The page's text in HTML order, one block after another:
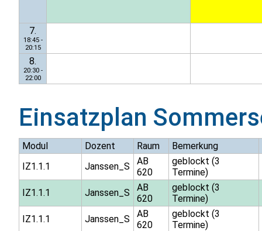
7.
18:45 -
20:15
8.
20:30 -
22:00
Einsatzplan
Modul Dozent Raum Bemerkung
IZ1.1.1
Janssen_S
AB
620
geblockt (3
Termine)
IZ1.1.1 Janssen_S
AB
620
geblockt (3
Termine)
IZ1.1.1 Janssen_S
AB
620
geblockt (3
Termine)